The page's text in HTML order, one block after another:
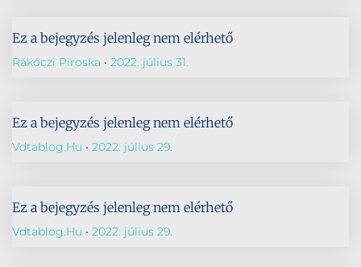
Ez a bejegyzés jelenleg nem elérhető
Rákóczi Piroska 2022. július 31.
Ez a bejegyzés jelenleg nem elérhető
Vdtablog.hu 2022. július 29.
Ez a bejegyzés jelenleg nem elérhető
Vdtablog.hu 2022. július 29.